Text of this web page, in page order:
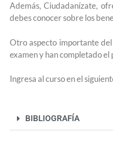
Además, Ciudadanízate,
debes conocer sobre los
Otro aspecto importante del
examen y han completado
Ingresa al curso en el
BIBLIOGRAFÍA